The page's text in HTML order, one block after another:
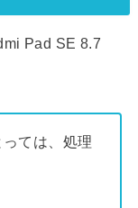
Pad SE 8.7
ては、処理